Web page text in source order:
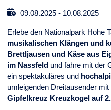
09.08.2025- 10.08.2025
Erlebe den Nationalpark Hohe
musikalischen Klängen und
Brettljausen und Käse aus
im Nassfeld und fahre mit der
ein spektakuläres und
umleigenden Dreitausender
Gipfelkreuz Kreuzkogel auf